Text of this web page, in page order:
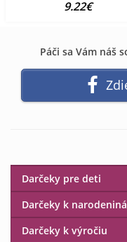
9.22€
Páči sa Vám náš
Darčeky pre deti
Darčeky k
Darčeky k výročiu